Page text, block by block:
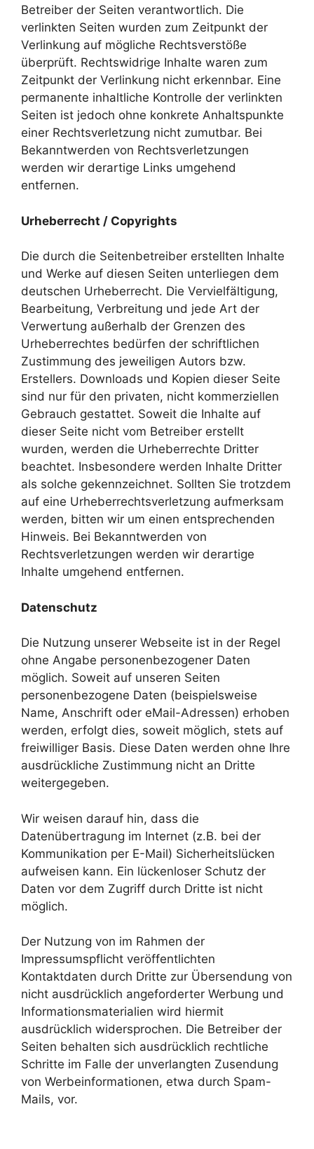
Betreiber der Seiten verantwortlich. Die
verlinkten Seiten wurden zum Zeitpunkt der
Verlinkung auf mögliche Rechtsverstöße
überprüft. Rechtswidrige Inhalte waren zum
Zeitpunkt der Verlinkung nicht erkennbar. Eine
permanente inhaltliche Kontrolle der verlinkten
Seiten ist jedoch ohne konkrete Anhaltspunkte
einer Rechtsverletzung nicht zumutbar. Bei
Bekanntwerden von Rechtsverletzungen
werden wir derartige Links umgehend
entfernen.
Urheberrecht / Copyrights
Die durch die Seitenbetreiber erstellten Inhalte
und Werke auf diesen Seiten unterliegen dem
deutschen Urheberrecht. Die Vervielfältigung,
Bearbeitung, Verbreitung und jede Art der
Verwertung außerhalb der Grenzen des
Urheberrechtes bedürfen der schriftlichen
Zustimmung des jeweiligen Autors bzw.
Erstellers. Downloads und Kopien dieser Seite
sind nur für den privaten, nicht kommerziellen
Gebrauch gestattet. Soweit die Inhalte auf
dieser Seite nicht vom Betreiber erstellt
wurden, werden die Urheberrechte Dritter
beachtet. Insbesondere werden Inhalte Dritter
als solche gekennzeichnet. Sollten Sie trotzdem
auf eine Urheberrechtsverletzung aufmerksam
werden, bitten wir um einen entsprechenden
Hinweis. Bei Bekanntwerden von
Rechtsverletzungen werden wir derartige
Inhalte umgehend entfernen.
Datenschutz
Die Nutzung unserer Webseite ist in der Regel
ohne Angabe personenbezogener Daten
möglich. Soweit auf unseren Seiten
personenbezogene Daten (beispielsweise
Name, Anschrift oder eMail-Adressen) erhoben
werden, erfolgt dies, soweit möglich, stets auf
freiwilliger Basis. Diese Daten werden ohne Ihre
ausdrückliche Zustimmung nicht an Dritte
weitergegeben.
Wir weisen darauf hin, dass die
Datenübertragung im Internet (z.B. bei der
Kommunikation per E-Mail) Sicherheitslücken
aufweisen kann. Ein lückenloser Schutz der
Daten vor dem Zugriff durch Dritte ist nicht
möglich.
Der Nutzung von im Rahmen der
Impressumspflicht veröffentlichten
Kontaktdaten durch Dritte zur Übersendung von
nicht ausdrücklich angeforderter Werbung und
Informationsmaterialien wird hiermit
ausdrücklich widersprochen. Die Betreiber der
Seiten behalten sich ausdrücklich rechtliche
Schritte im Falle der unverlangten Zusendung
von Werbeinformationen, etwa durch Spam-
Mails, vor.